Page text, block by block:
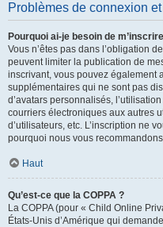
Problèmes de connexion et
Pourquoi ai-je besoin de
Vous n’êtes pas dans l’obligation
peuvent limiter la publication de
inscrivant, vous pouvez également
supplémentaires qui ne sont pas
d’avatars personnalisés,
courriers électroniques aux autres
d’utilisateurs, etc. L’inscription ne
pourquoi nous vous
Haut
Qu’est-ce que la COPPA ?
La COPPA (pour « Child Online
États-Unis d’Amérique qui